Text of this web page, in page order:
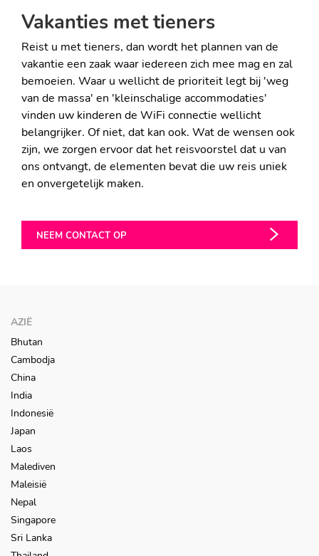
Vakanties met tieners
Reist u met tieners, dan wordt het plannen van de
vakantie een zaak waar iedereen zich mee mag en zal
bemoeien. Waar u wellicht de prioriteit legt bij 'weg
van de massa' en 'kleinschalige accommodaties'
vinden uw kinderen de WiFi connectie wellicht
belangrijker. Of niet, dat kan ook. Wat de wensen ook
zijn, we zorgen ervoor dat het reisvoorstel dat u van
ons ontvangt, de elementen bevat die uw reis uniek
en onvergetelijk maken.
NEEM CONTACT OP
AZIË
Bhutan
Cambodja
China
India
Indonesië
Japan
Laos
Malediven
Maleisië
Nepal
Singapore
Sri Lanka